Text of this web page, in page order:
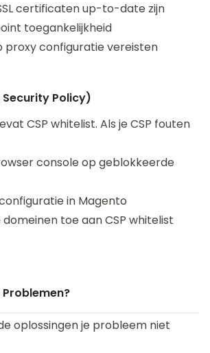
certificaten up-to-date zijn
toegankelijkheid
proxy configuratie vereisten
Policy)
CSP whitelist. Als je CSP fouten
console op geblokkeerde
in Magento
toe aan CSP whitelist
oplossingen je probleem niet